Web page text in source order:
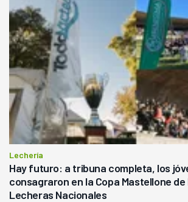
Lechería
Hay futuro: a tribuna completa, los
consagraron en la Copa Mastellone de
Lecheras Nacionales